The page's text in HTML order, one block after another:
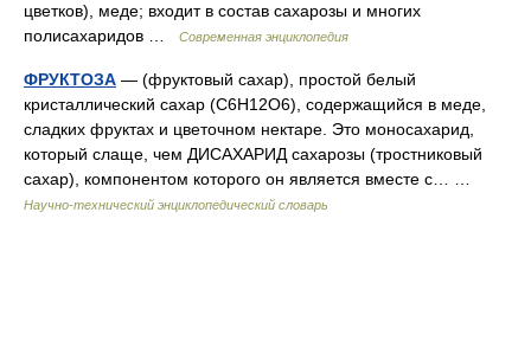
цветков), меде; входит в состав сахарозы и многих
полисахаридов …
Современная энциклопедия
ФРУКТОЗА — (фруктовый сахар), простой белый
кристаллический сахар (C6H12O6), содержащийся в меде,
сладких фруктах и цветочном нектаре. Это моносахарид,
который слаще, чем ДИСАХАРИД сахарозы (тростниковый
сахар), компонентом которого он является вместе с… …
Научно-технический энциклопедический словарь